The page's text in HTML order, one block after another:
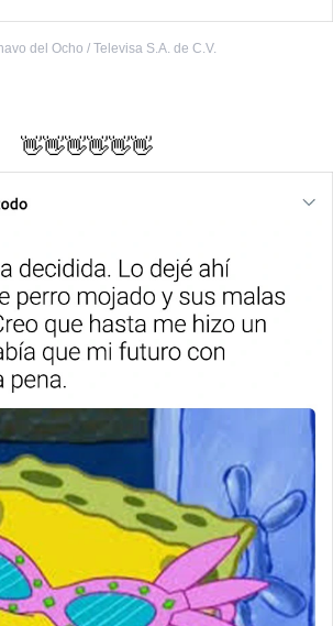
del Ocho / Televisa S.A. de C.V.
👋👋👋👋👋👋